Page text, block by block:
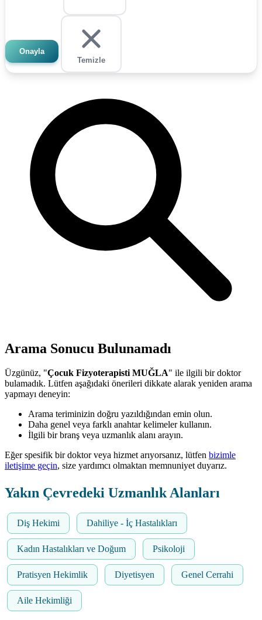
Onayla
Temizle
Arama Sonucu Bulunamadı
Üzgünüz, "Çocuk Fizyoterapisti MUĞLA" ile ilgili bir doktor
bulamadık. Lütfen aşağıdaki önerileri dikkate alarak yeniden arama
yapmayı deneyin:
Arama teriminizin doğru yazıldığından emin olun.
Daha genel veya farklı anahtar kelimeler kullanın.
İlgili bir branş veya uzmanlık alanı arayın.
Eğer spesifik bir doktor veya hizmet arıyorsanız, lütfen bizimle
iletişime geçin, size yardımcı olmaktan memnuniyet duyarız.
Yakın Çevredeki Uzmanlık Alanları
Diş Hekimi Dahiliye - İç Hastalıkları
Kadın Hastalıkları ve Doğum Psikoloji
Pratisyen Hekimlik Diyetisyen Genel Cerrahi
Aile Hekimliği